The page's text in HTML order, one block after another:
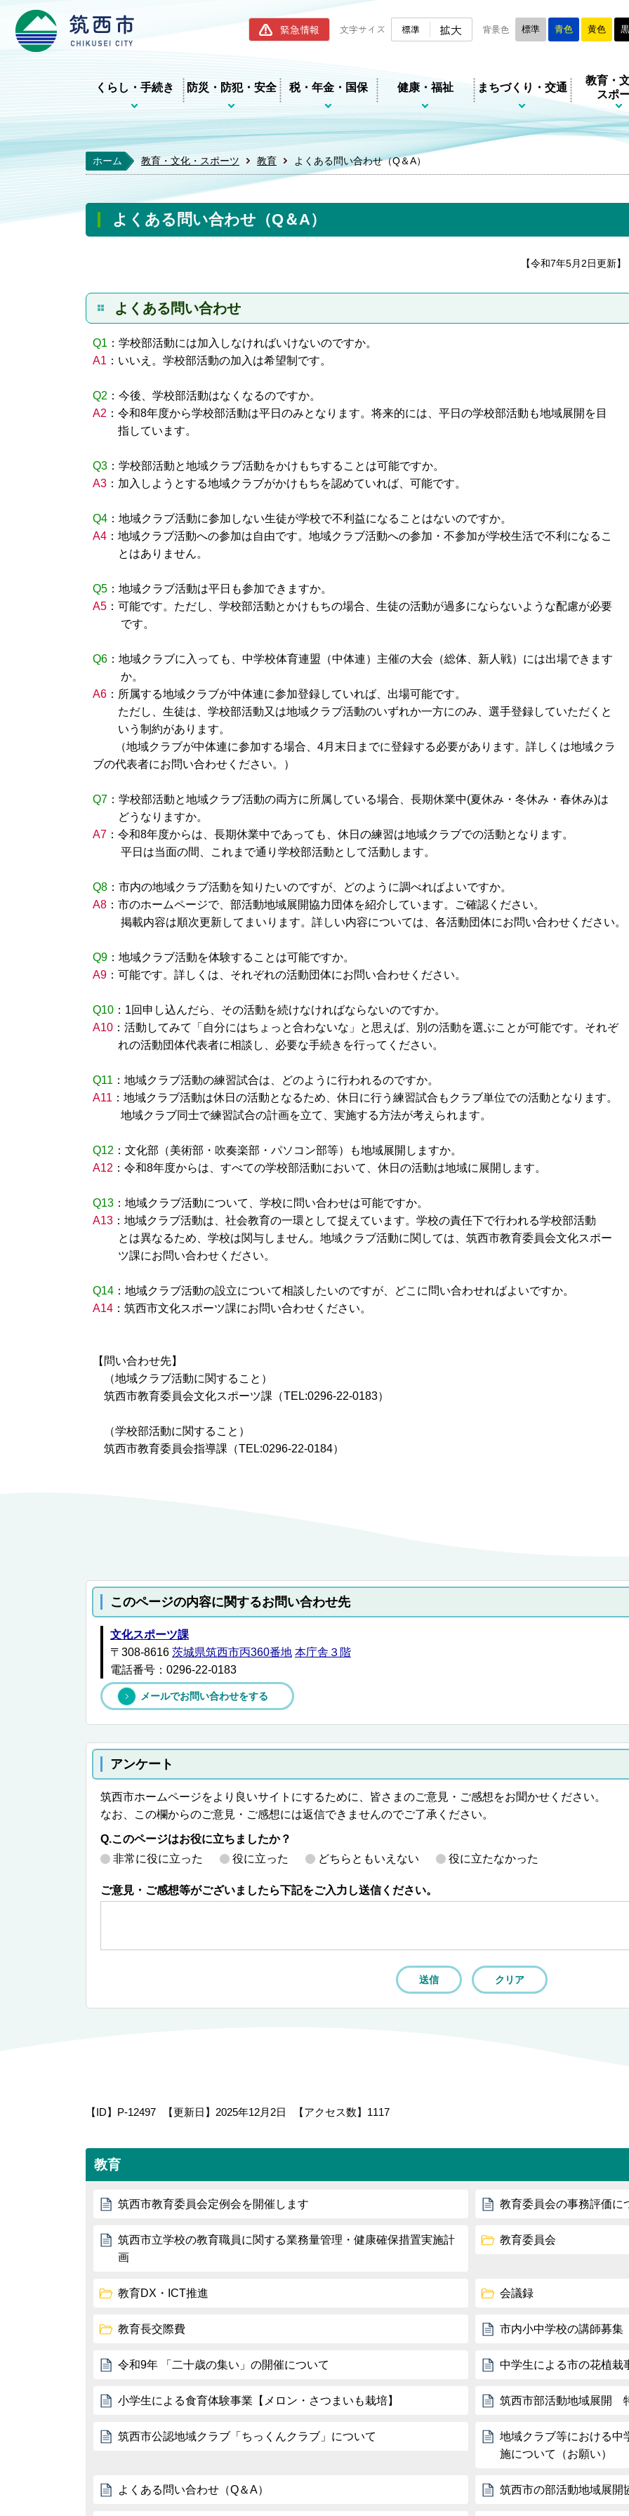
筑西市ホームページ
緊急情報 文字サイズ 標準 拡大 背景色 標準 青色 黄色
くらし・手続き 防災・防犯・安全 税・年金・国保 健康・福祉 まちづくり・交通
教育・
スポ
ホーム 教育・文化・スポーツ 教育 よくある問い合わせ（Q＆A）
よくある問い合わせ（Q＆A）
【令和7年5月2日更新】
よくある問い合わせ
Q1 ：学校部活動には加入しなければいけないのですか。
A1 ：いいえ。学校部活動の加入は希望制です。
Q2 ：今後、学校部活動はなくなるのですか。
A2 ：令和8年度から学校部活動は平日のみとなります。将来的には、平日の学校部活動も地域展開を目
指しています。
Q3 ：学校部活動と地域クラブ活動をかけもちすることは可能ですか。
A3 ：加入しようとする地域クラブがかけもちを認めていれば、可能です。
Q4 ：地域クラブ活動に参加しない生徒が学校で不利益になることはないのですか。
A4 ：地域クラブ活動への参加は自由です。地域クラブ活動への参加・不参加が学校生活で不利になるこ
とはありません。
Q5 ：地域クラブ活動は平日も参加できますか。
A5 ：可能です。ただし、学校部活動とかけもちの場合、生徒の活動が過多にならないような配慮が必要
です。
Q6 ：地域クラブに入っても、中学校体育連盟（中体連）主催の大会（総体、新人戦）には出場できます
か。
A6 ：所属する地域クラブが中体連に参加登録していれば、出場可能です。
ただし、生徒は、学校部活動又は地域クラブ活動のいずれか一方にのみ、選手登録していただくと
いう制約があります。
（地域クラブが中体連に参加する場合、4月末日までに登録する必要があります。詳しくは地域クラ
ブの代表者にお問い合わせください。）
Q7 ：学校部活動と地域クラブ活動の両方に所属している場合、長期休業中(夏休み・冬休み・春休み)は
どうなりますか。
A7 ：令和8年度からは、長期休業中であっても、休日の練習は地域クラブでの活動となります。
平日は当面の間、これまで通り学校部活動として活動します。
Q8 ：市内の地域クラブ活動を知りたいのですが、どのように調べればよいですか。
A8 ：市のホームページで、部活動地域展開協力団体を紹介しています。ご確認ください。
掲載内容は順次更新してまいります。詳しい内容については、各活動団体にお問い合わせください。
Q9 ：地域クラブ活動を体験することは可能ですか。
A9 ：可能です。詳しくは、それぞれの活動団体にお問い合わせください。
Q10 ：1回申し込んだら、その活動を続けなければならないのですか。
A10 ：活動してみて「自分にはちょっと合わないな」と思えば、別の活動を選ぶことが可能です。それぞ
れの活動団体代表者に相談し、必要な手続きを行ってください。
Q11 ：地域クラブ活動の練習試合は、どのように行われるのですか。
A11 ：地域クラブ活動は休日の活動となるため、休日に行う練習試合もクラブ単位での活動となります。
地域クラブ同士で練習試合の計画を立て、実施する方法が考えられます。
Q12 ：文化部（美術部・吹奏楽部・パソコン部等）も地域展開しますか。
A12 ：令和8年度からは、すべての学校部活動において、休日の活動は地域に展開します。
Q13 ：地域クラブ活動について、学校に問い合わせは可能ですか。
A13 ：地域クラブ活動は、社会教育の一環として捉えています。学校の責任下で行われる学校部活動
とは異なるため、学校は関与しません。地域クラブ活動に関しては、筑西市教育委員会文化スポー
ツ課にお問い合わせください。
Q14 ：地域クラブ活動の設立について相談したいのですが、どこに問い合わせればよいですか。
A14 ：筑西市文化スポーツ課にお問い合わせください。
【問い合わせ先】
（地域クラブ活動に関すること）
筑西市教育委員会文化スポーツ課（TEL:0296-22-0183）
（学校部活動に関すること）
筑西市教育委員会指導課（TEL:0296-22-0184）
このページの内容に関するお問い合わせ先
文化スポーツ課
〒308-8616 茨城県筑西市丙360番地 本庁舎３階
電話番号：0296-22-0183
メールでお問い合わせをする
アンケート
筑西市ホームページをより良いサイトにするために、皆さまのご意見・ご感想をお聞かせください。
なお、この欄からのご意見・ご感想には返信できませんのでご了承ください。
Q.このページはお役に立ちましたか？
非常に役に立った
役に立った どちらともいえない 役に立たなかった
ご意見・ご感想等がございましたら下記をご入力し送信ください。
【ID】 P-12497 【更新日】 2025年12月2日 【アクセス数】 1117
教育
筑西市教育委員会定例会を開催します 教育委員会の事務評価に
筑西市立学校の教育職員に関する業務量管理・健康確保措置実施計
画
教育委員会
教育DX・ICT推進 会議録
教育長交際費 市内小中学校の講師募集
令和9年 「二十歳の集い」の開催について 中学生による市の花植
小学生による食育体験事業【メロン・さつまいも栽培】 筑西市部活動地域展開
筑西市公認地域クラブ「ちっくんクラブ」について
地域クラブ等における中
施について（お願い）
よくある問い合わせ（Q＆A） 筑西市の部活動地域展開